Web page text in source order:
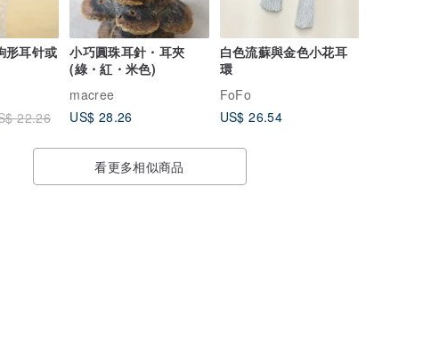
耳针或
22.26
小巧圓珠耳針・耳夾
(綠・紅・米色)
macree
US$ 28.26
白色流蘇與金色小花耳
環
FoFo
US$ 26.54
看更多相似商品